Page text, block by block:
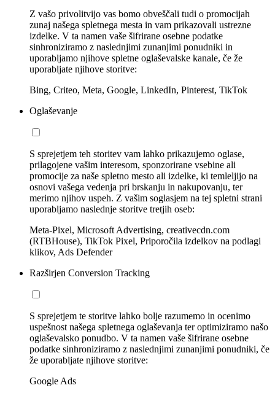
Z vašo privolitvijo vas bomo obveščali tudi o promocijah
zunaj našega spletnega mesta in vam prikazovali ustrezne
izdelke. V ta namen vaše šifrirane osebne podatke
sinhroniziramo z naslednjimi zunanjimi ponudniki in
uporabljamo njihove spletne oglaševalske kanale, če že
uporabljate njihove storitve:
Bing, Criteo, Meta, Google, LinkedIn, Pinterest, TikTok
Oglaševanje
S sprejetjem teh storitev vam lahko prikazujemo oglase,
prilagojene vašim interesom, sponzorirane vsebine ali
promocije za naše spletno mesto ali izdelke, ki temleljijo na
osnovi vašega vedenja pri brskanju in nakupovanju, ter
merimo njihov uspeh. Z vašim soglasjem na tej spletni strani
uporabljamo naslednje storitve tretjih oseb:
Meta-Pixel, Microsoft Advertising, creativecdn.com
(RTBHouse), TikTok Pixel, Priporočila izdelkov na podlagi
klikov, Ads Defender
Razširjen Conversion Tracking
S sprejetjem te storitve lahko bolje razumemo in ocenimo
uspešnost našega spletnega oglaševanja ter optimiziramo našo
oglaševalsko ponudbo. V ta namen vaše šifrirane osebne
podatke sinhroniziramo z naslednjimi zunanjimi ponudniki, če
že uporabljate njihove storitve:
Google Ads